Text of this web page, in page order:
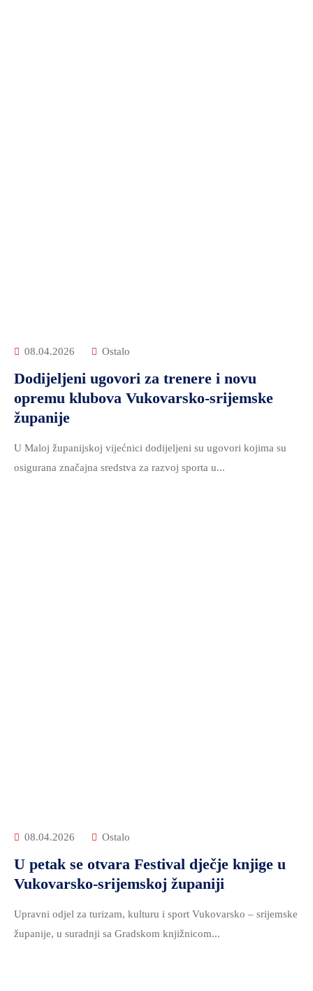
08.04.2026 Ostalo
Dodijeljeni ugovori za trenere i novu
opremu klubova Vukovarsko-srijemske
županije
U Maloj županijskoj vijećnici dodijeljeni su ugovori kojima su
osigurana značajna sredstva za razvoj sporta u...
08.04.2026 Ostalo
U petak se otvara Festival dječje knjige u
Vukovarsko-srijemskoj županiji
Upravni odjel za turizam, kulturu i sport Vukovarsko – srijemske
županije, u suradnji sa Gradskom knjižnicom...